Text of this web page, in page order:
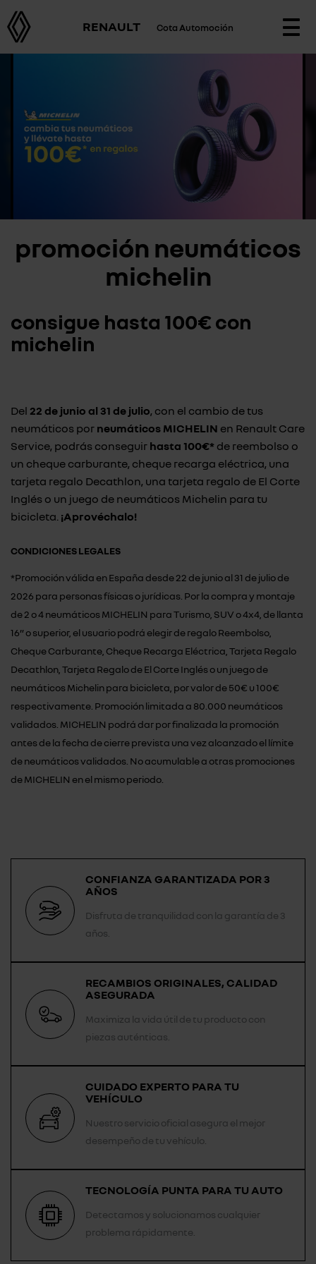
RENAULT Cota Automoción
promoción neumáticos
michelin
consigue hasta 100€ con
michelin
Del 22 de junio al 31 de julio, con el cambio de tus
neumáticos por neumáticos MICHELIN en Renault Care
Service, podrás conseguir hasta 100€* de reembolso o
un cheque carburante, cheque recarga eléctrica, una
tarjeta regalo Decathlon, una tarjeta regalo de El Corte
Inglés o un juego de neumáticos Michelin para tu
bicicleta. ¡Aprovéchalo!
CONDICIONES LEGALES
*Promoción válida en España desde 22 de junio al 31 de julio de
2026 para personas físicas o jurídicas. Por la compra y montaje
de 2 o 4 neumáticos MICHELIN para Turismo, SUV o 4x4, de llanta
16” o superior, el usuario podrá elegir de regalo Reembolso,
Cheque Carburante, Cheque Recarga Eléctrica, Tarjeta Regalo
Decathlon, Tarjeta Regalo de El Corte Inglés o un juego de
neumáticos Michelin para bicicleta, por valor de 50€ u 100€
respectivamente. Promoción limitada a 80.000 neumáticos
validados. MICHELIN podrá dar por finalizada la promoción
antes de la fecha de cierre prevista una vez alcanzado el límite
de neumáticos validados. No acumulable a otras promociones
de MICHELIN en el mismo periodo.
CONFIANZA GARANTIZADA POR 3
AÑOS
Disfruta de tranquilidad con la garantía de 3
años.
RECAMBIOS ORIGINALES, CALIDAD
ASEGURADA
Maximiza la vida útil de tu producto con
piezas auténticas.
CUIDADO EXPERTO PARA TU
VEHÍCULO
Nuestro servicio oficial asegura el mejor
desempeño de tu vehículo.
TECNOLOGÍA PUNTA PARA TU AUTO
Detectamos y solucionamos cualquier
problema rápidamente.